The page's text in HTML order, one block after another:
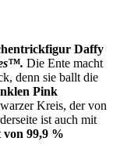
Daffy
Die Ente macht
denn sie ballt die
Pink
Kreis, der von
ist auch mit
von 99,9 %